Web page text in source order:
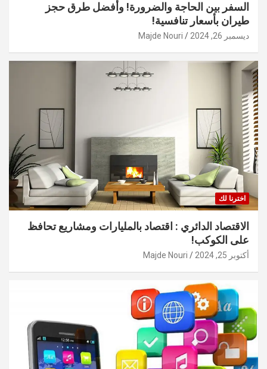
السفر بين الحاجة والضرورة! وأفضل طرق حجز
طيران بأسعار تنافسية!
ديسمبر 26, 2024 Majde Nouri
اخترنا لك
الاقتصاد الدائري : اقتصاد بالمليارات ومشاريع تحافظ
على الكوكب!
أكتوبر 25, 2024 Majde Nouri